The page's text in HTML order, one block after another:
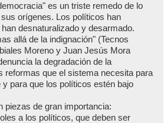
es un triste remedo de lo
orígenes. Los políticos han
desnaturalizado y desarmado.
allá de la indignación" (Tecnos
Moreno y Juan Jesús Mora
la degradación de la
reformas que el sistema necesita para
para que los políticos estén bajo
piezas de gran importancia:
a los políticos, que deben ser